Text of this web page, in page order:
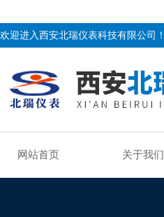
欢迎进入西安北瑞仪表科技有限公司！
网站首页 关于我们